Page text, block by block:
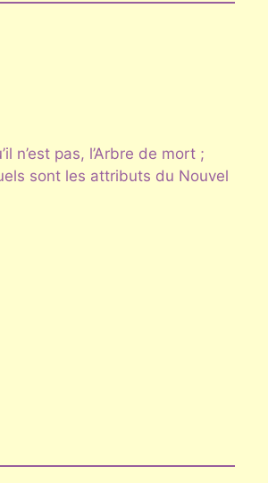
n’est pas, l’Arbre de mort ;
sont les attributs du Nouvel